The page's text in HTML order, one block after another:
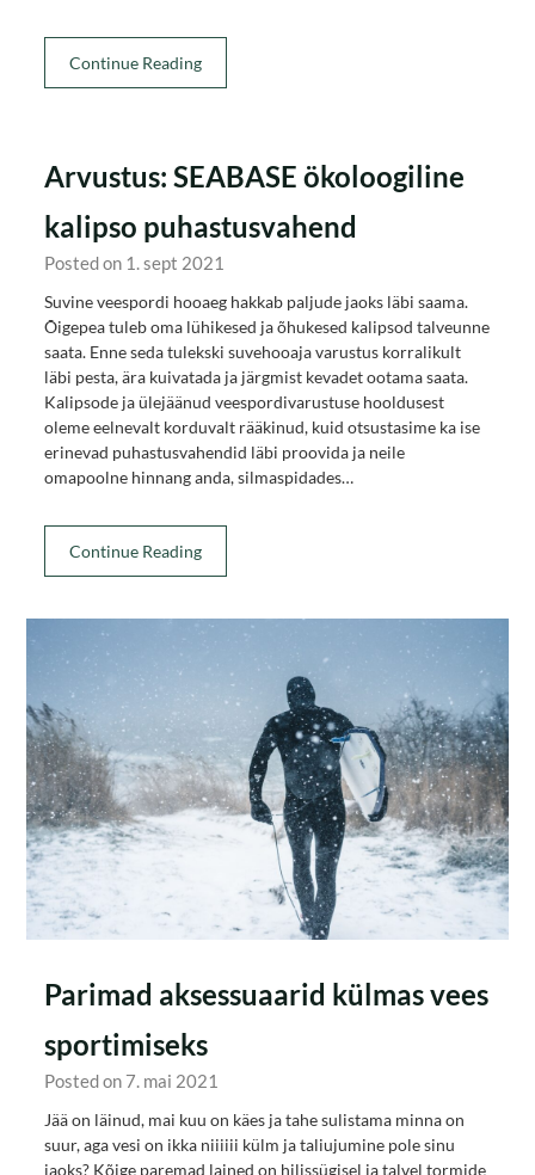
Continue Reading
Arvustus: SEABASE ökoloogiline
kalipso puhastusvahend
Posted on 1. sept 2021
Suvine veespordi hooaeg hakkab paljude jaoks läbi saama.
Õigepea tuleb oma lühikesed ja õhukesed kalipsod talveunne
saata. Enne seda tulekski suvehooaja varustus korralikult
läbi pesta, ära kuivatada ja järgmist kevadet ootama saata.
Kalipsode ja ülejäänud veespordivarustuse hooldusest
oleme eelnevalt korduvalt rääkinud, kuid otsustasime ka ise
erinevad puhastusvahendid läbi proovida ja neile
omapoolne hinnang anda, silmaspidades…
Continue Reading
Parimad aksessuaarid külmas vees
sportimiseks
Posted on 7. mai 2021
Jää on läinud, mai kuu on käes ja tahe sulistama minna on
suur, aga vesi on ikka niiiiii külm ja taliujumine pole sinu
jaoks? Kõige paremad lained on hilissügisel ja talvel tormide